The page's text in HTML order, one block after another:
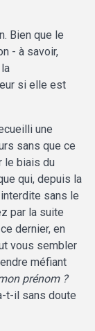
Bien que le
- à savoir,
si elle est
une
sans que ce
le biais du
qui, depuis la
sans le
par la suite
dernier, en
vous sembler
méfiant
prénom ?
t-il sans doute